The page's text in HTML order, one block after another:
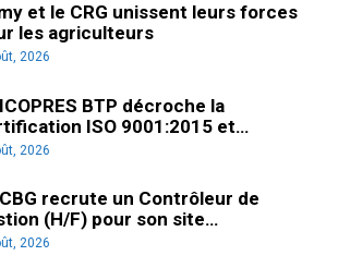
et le CRG unissent leurs forces
les agriculteurs
2026
BTP décroche la
ISO 9001:2015 et…
2026
recrute un Contrôleur de
(H/F) pour son site…
2026